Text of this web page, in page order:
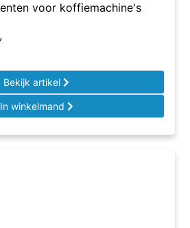
voor koffiemachine's
Bekijk artikel
In winkelmand